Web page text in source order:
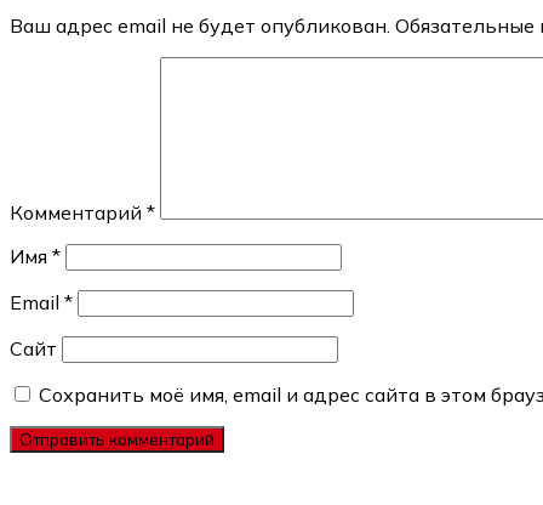
Ваш адрес email не будет опубликован. Обязательные
Комментарий *
Имя *
Email *
Сайт
Сохранить моё имя, email и адрес сайта в этом